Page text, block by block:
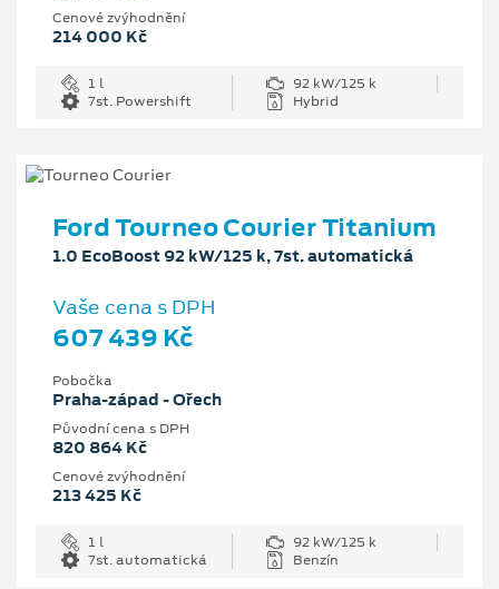
Cenové zvýhodnění
214 000 Kč
1 l
92 kW/125 k
7st. Powershift
Hybrid
Ford Tourneo Courier Titanium
1.0 EcoBoost 92 kW/125 k, 7st. automatická
Vaše cena s DPH
607 439 Kč
Pobočka
Praha-západ - Ořech
Původní cena s DPH
820 864 Kč
Cenové zvýhodnění
213 425 Kč
1 l
92 kW/125 k
7st. automatická
Benzín